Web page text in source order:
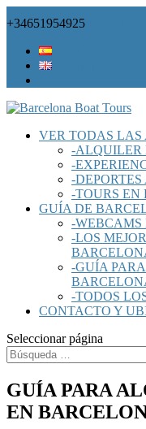
+34651954925
VER TODAS
-ALQUILER
-
-
-TOURS EN
GUÍA DE
-WEBCAMS
-LOS
-GUÍA
-TODOS
CONTACTO Y
Seleccionar página
GUÍA PARA
EN